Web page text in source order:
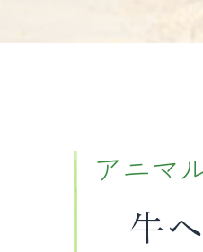
アニマ
牛